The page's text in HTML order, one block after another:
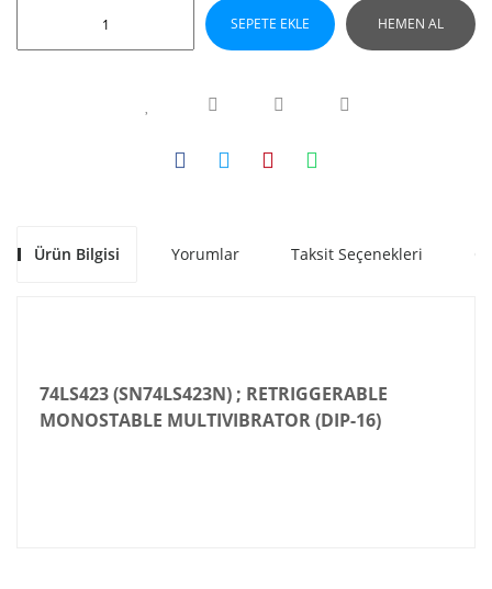
SEPETE EKLE HEMEN AL
Ürün Bilgisi Yorumlar Taksit Seçenekleri
74LS423 (SN74LS423N) ; RETRIGGERABLE
MONOSTABLE MULTIVIBRATOR (DIP-16)